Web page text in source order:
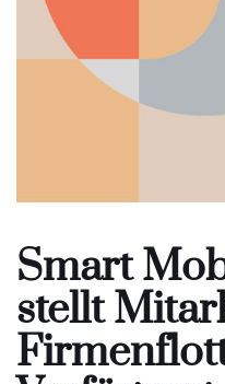
Smart
stellt